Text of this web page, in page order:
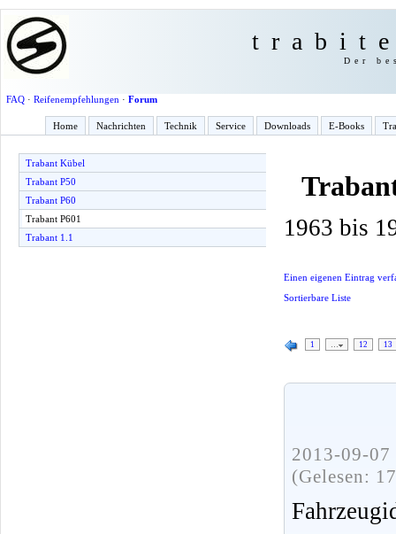
Der
FAQ· Reifenempfehlungen · Forum
Home Nachrichten Technik Service Downloads E-Books
Trabant Kübel
Trabant P50
Trabant P60
Trabant P601
Trabant 1.1
1963 bis
Einen eigenen Eintrag
Sortierbare Liste
1 12 13
2013-09-
(Gelesen: